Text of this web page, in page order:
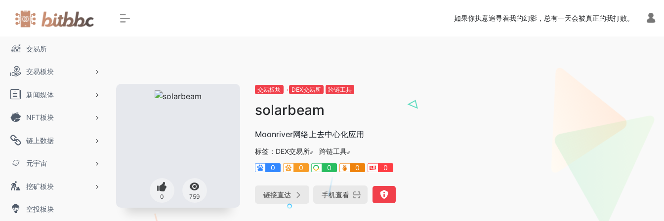
交易所
交易板块
新闻媒体
NFT板块
链上数据
元宇宙
挖矿板块
空投板块
如果你执意追寻着我的幻影，总有一天会被真正的我打败。
0 759
交易板块 DEX交易所 跨链工具
solarbeam
Moonriver网络上去中心化应用
标签： DEX交易所
跨链工具
0
0 0 0 0
链接直达 手机查看